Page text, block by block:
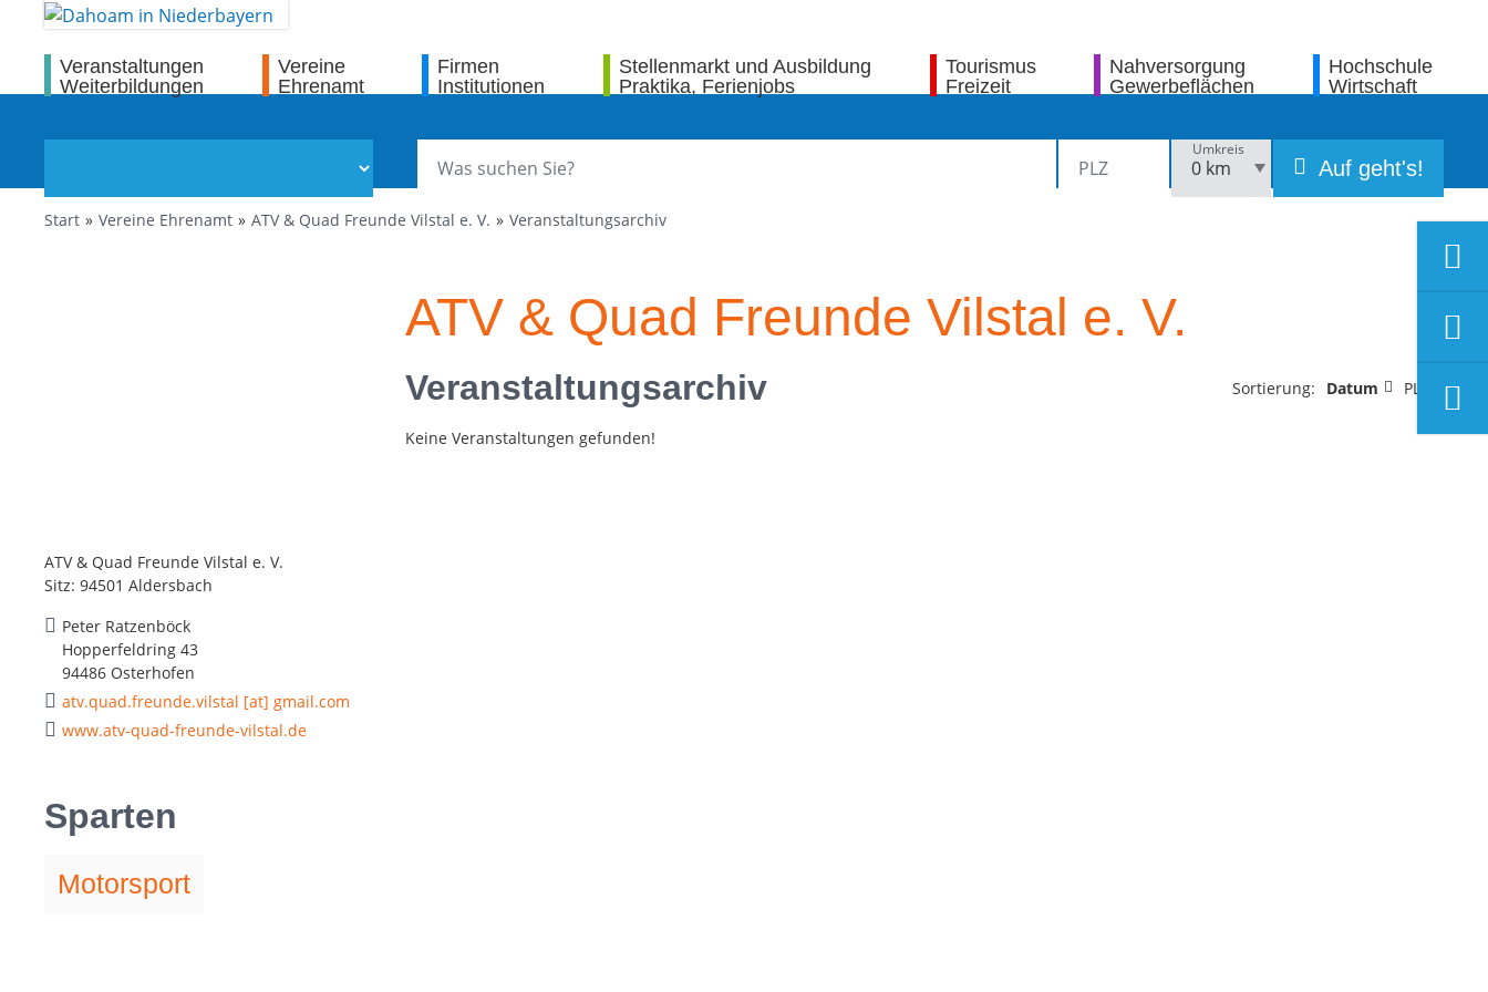
Veranstaltungen
Weiterbildungen
Vereine
Ehrenamt
Firmen
Institutionen
Stellenmarkt und Ausbildung
Praktika, Ferienjobs
Tourismus
Freizeit
Nahversorgung
Gewerbeflächen
Hochschule
Wirtschaft
Umkreis
Auf geht's!
Start Vereine Ehrenamt ATV & Quad Freunde Vilstal e. V. Veranstaltungsarchiv
ATV & Quad Freunde Vilstal e. V.
Sitz: 94501 Aldersbach
Peter Ratzenböck
Hopperfeldring 43
94486 Osterhofen
atv.quad.freunde.vilstal [at] gmail.com
www.atv-quad-freunde-vilstal.de
Sparten
Motorsport
ATV & Quad Freunde Vilstal e. V.
Veranstaltungsarchiv Sortierung: Datum PLZ
Keine Veranstaltungen gefunden!